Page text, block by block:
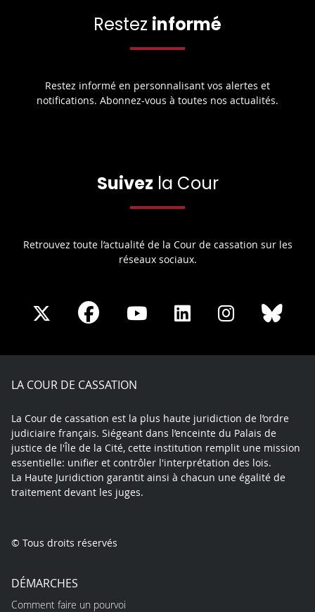
Restez informé
Restez informé en personnalisant vos alertes et
notifications. Abonnez-vous à toutes nos actualités.
Suivez la Cour
Retrouvez toute l’actualité de la Cour de cassation sur les
réseaux sociaux.
Share
X
Share
Facebook
Share
Youtube
Share
LinkedIn
Share
Instagram
LA COUR DE CASSATION
La Cour de cassation est la plus haute juridiction de l’ordre
judiciaire français. Siégeant dans l’enceinte du Palais de
justice de l'Île de la Cité, cette institution remplit une mission
essentielle: unifier et contrôler l'interprétation des lois.
La Haute Juridiction garantit ainsi à chacun une égalité de
traitement devant les juges.
© Tous droits réservés
DÉMARCHES
Comment faire un pourvoi